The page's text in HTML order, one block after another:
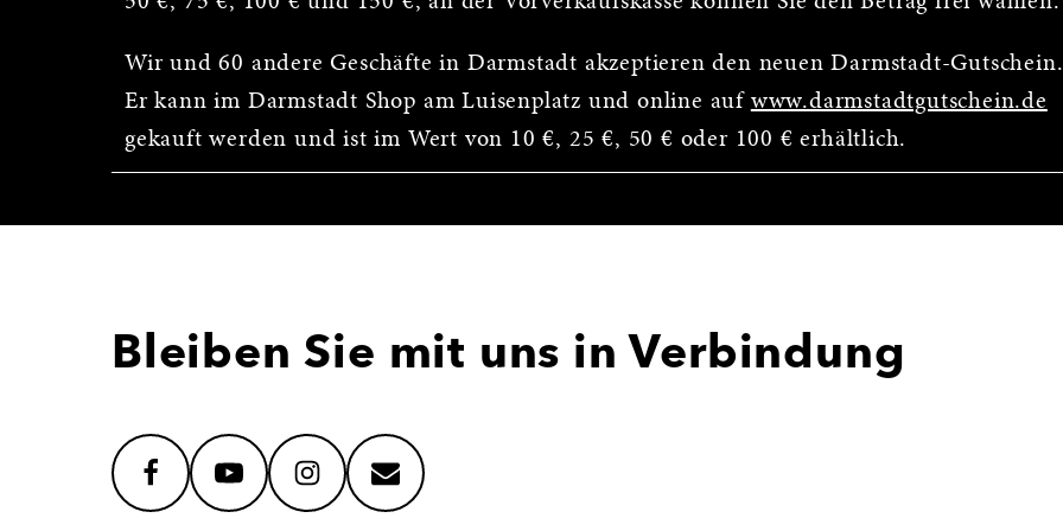
Wir und 60 andere Geschäfte in Darmstadt akzeptieren den neuen Darmstadt-Gutschein.
Er kann im Darmstadt Shop am Luisenplatz und online auf www.darmstadtgutschein.de
gekauft werden und ist im Wert von 10 €, 25 €, 50 € oder 100 € erhältlich.
Bleiben Sie mit uns in Verbindung
facebookyoutubeinstagrammail